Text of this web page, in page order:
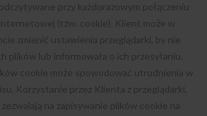
przy każdorazowym połączeniu
(tzw. cookie). Klient może w
zmienić ustawienia przeglądarki, by nie
plików lub informowała o ich przesyłaniu.
cookie może spowodować utrudnienia w
Korzystanie przez Klienta z przeglądarki,
na zapisywanie plików cookie na